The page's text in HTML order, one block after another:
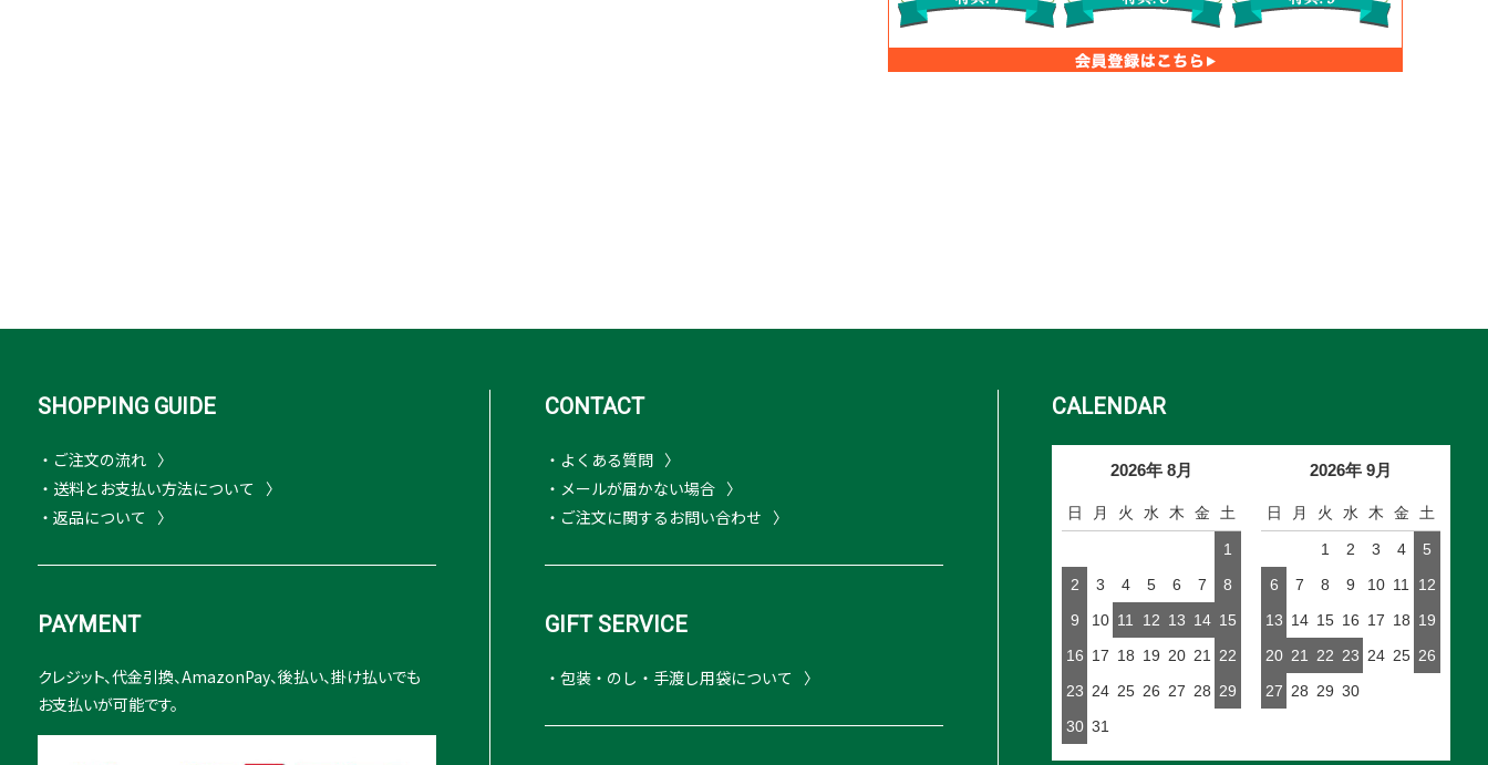
SHOPPING GUIDE
・ご注文の流れ
・送料とお支払い方法について
・返品について
PAYMENT
クレジット、代金引換、AmazonPay、後払い、掛け払いでも
お支払いが可能です。
CONTACT
・よくある質問
・メールが届かない場合
・ご注文に関するお問い合わせ
GIFT SERVICE
・包装・のし・手渡し用袋について
CALENDAR
2026年 8月
日 月 火 水 木 金 土
1
2
3 4 5 6 7
8
9
10 11 12 13 14 15
16 17 18 19 20 21
22
23 24 25 26 27 28 29
30 31
2026年 9月
日 月 火 水 木 金 土
1 2 3 4
5
6
7 8 9 10 11
12
13 14 15 16 17 18 19
20 21 22 23 24 25 26
27 28 29 30